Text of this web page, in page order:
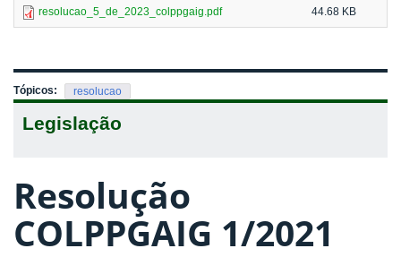
resolucao_5_de_2023_colppgaig.pdf 44.68 KB
Tópicos: resolucao
Legislação
Resolução
COLPPGAIG 1/2021